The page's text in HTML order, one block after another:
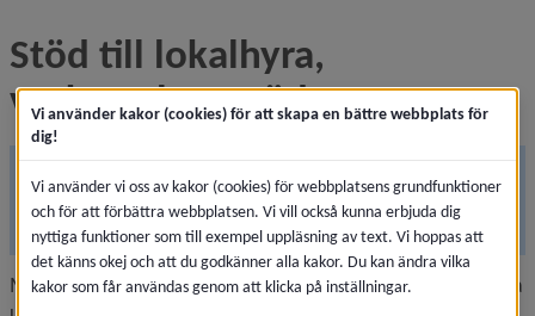
Stöd till lokalhyra,
verksamhetsstöd
september, för aktiviteter som registrerats under
föregående termin.
Med verksamhetsstödet vill kommunen stötta föreningarna
Vi använder kakor (cookies) för att skapa en bättre webbplats för
dig!
Vi använder vi oss av kakor (cookies) för webbplatsens grundfunktioner
och för att förbättra webbplatsen. Vi vill också kunna erbjuda dig
nyttiga funktioner som till exempel uppläsning av text. Vi hoppas att
det känns okej och att du godkänner alla kakor. Du kan ändra vilka
kakor som får användas genom att klicka på inställningar.